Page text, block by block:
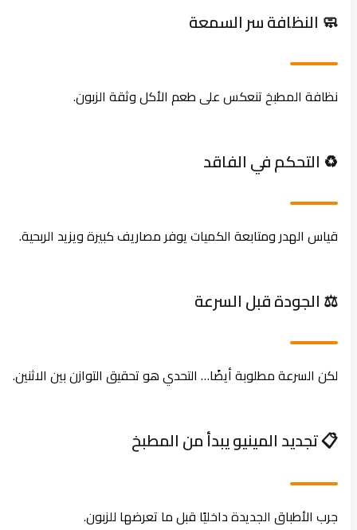
🧼 النظافة سر السمعة
نظافة المطبخ تنعكس على طعم الأكل وثقة الزبون.
♻️ التحكم في الفاقد
قياس الهدر ومتابعة الكميات يوفر مصاريف كبيرة ويزيد الربحية.
⚖️ الجودة قبل السرعة
لكن السرعة مطلوبة أيضًا… التحدي هو تحقيق التوازن بين الاثنين.
📋 تجديد المينيو يبدأ من المطبخ
جرب الأطباق الجديدة داخليًا قبل ما تعرضها للزبون.